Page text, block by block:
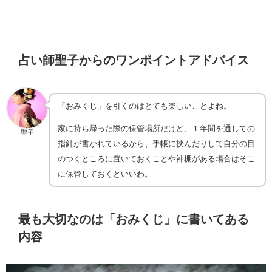
占い師聖子からのワンポイントアドバイス
聖子
「おみくじ」を引くのはとても楽しいことよね。
家に持ち帰った際の保管場所だけど、１年間を通しての
指針が書かれているから、手帳に挟んだりして自分の目
のつくところに置いておくことや神棚がある場合はそこ
に保管しておくといいわ。
最も大切なのは「おみくじ」に書いてある
内容